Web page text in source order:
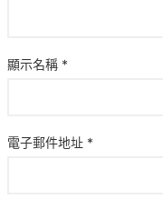
顯示名稱 *
電子郵件地址 *